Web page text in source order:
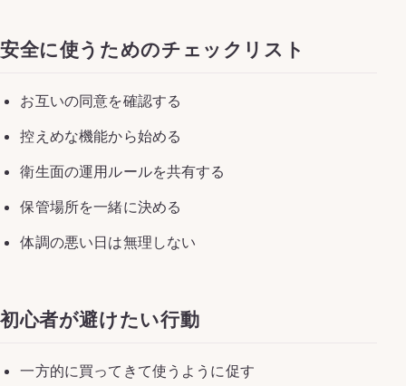
安全に使うためのチェックリスト
お互いの同意を確認する
控えめな機能から始める
衛生面の運用ルールを共有する
保管場所を一緒に決める
体調の悪い日は無理しない
初心者が避けたい行動
一方的に買ってきて使うように促す